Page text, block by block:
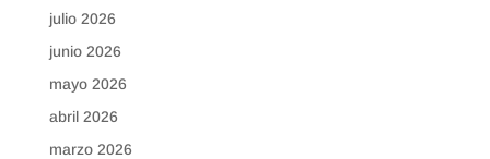
julio 2026
junio 2026
mayo 2026
abril 2026
marzo 2026